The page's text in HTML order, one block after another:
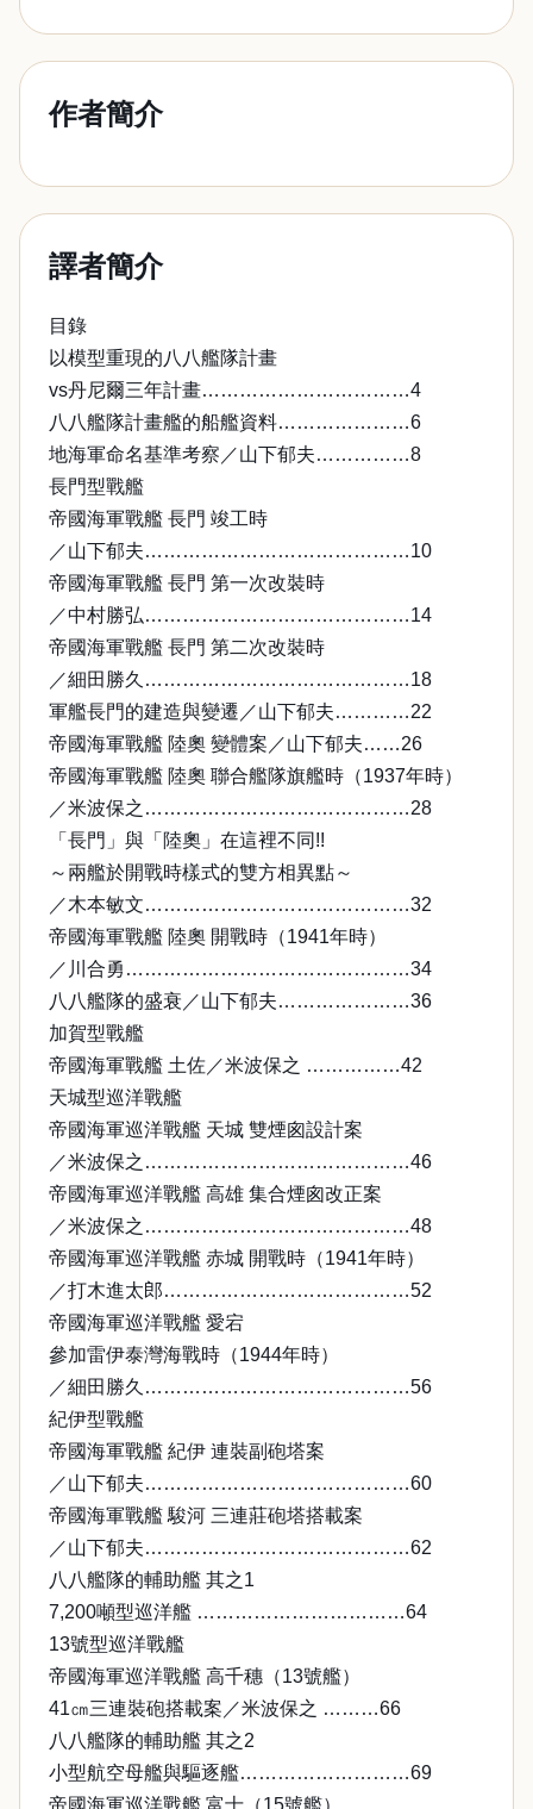
作者簡介
譯者簡介
目錄
以模型重現的八八艦隊計畫
vs丹尼爾三年計畫……………………………4
八八艦隊計畫艦的船艦資料…………………6
地海軍命名基準考察／山下郁夫……………8
長門型戰艦
帝國海軍戰艦 長門 竣工時
／山下郁夫……………………………………10
帝國海軍戰艦 長門 第一次改裝時
／中村勝弘……………………………………14
帝國海軍戰艦 長門 第二次改裝時
／細田勝久……………………………………18
軍艦長門的建造與變遷／山下郁夫…………22
帝國海軍戰艦 陸奧 變體案／山下郁夫……26
帝國海軍戰艦 陸奧 聯合艦隊旗艦時（1937年時）
／米波保之……………………………………28
「長門」與「陸奧」在這裡不同!!
～兩艦於開戰時樣式的雙方相異點～
／木本敏文……………………………………32
帝國海軍戰艦 陸奧 開戰時（1941年時）
／川合勇………………………………………34
八八艦隊的盛衰／山下郁夫…………………36
加賀型戰艦
帝國海軍戰艦 土佐／米波保之 ……………42
天城型巡洋戰艦
帝國海軍巡洋戰艦 天城 雙煙囪設計案
／米波保之……………………………………46
帝國海軍巡洋戰艦 高雄 集合煙囪改正案
／米波保之……………………………………48
帝國海軍巡洋戰艦 赤城 開戰時（1941年時）
／打木進太郎…………………………………52
帝國海軍巡洋戰艦 愛宕
參加雷伊泰灣海戰時（1944年時）
／細田勝久……………………………………56
紀伊型戰艦
帝國海軍戰艦 紀伊 連裝副砲塔案
／山下郁夫……………………………………60
帝國海軍戰艦 駿河 三連莊砲塔搭載案
／山下郁夫……………………………………62
八八艦隊的輔助艦 其之1
7,200噸型巡洋艦 ……………………………64
13號型巡洋戰艦
帝國海軍巡洋戰艦 高千穗（13號艦）
41㎝三連裝砲搭載案／米波保之 ………66
八八艦隊的輔助艦 其之2
小型航空母艦與驅逐艦………………………69
帝國海軍巡洋戰艦 富士（15號艦）